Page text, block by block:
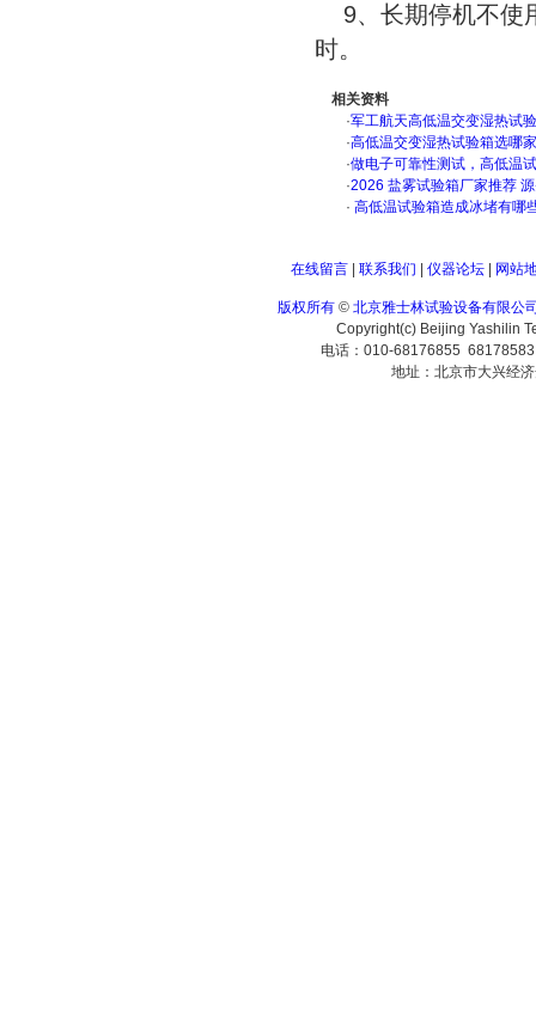
9、长期停机不使
时。
相关资料
·军工航天高低温交变湿热试
·高低温交变湿热试验箱选哪
·做电子可靠性测试，高低温
·2026 盐雾试验箱厂家推荐
· 高低温试验箱造成冰堵有哪
在线留言| 联系我们 仪器论坛| 网站
版权所有 © 北京雅士林试验设备有限公
Copyright(c) Beijing Yashilin
电话：010-68176855
地址：北京市大兴经